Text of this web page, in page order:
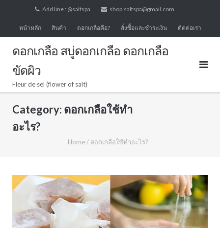
content
Add line : @saltspa shop.saltspa@gmail.com
หน้าหลัก สินค้า ดอกเกลือคือ? สั่งซื้อและชำระเงิน ติดต่อเรา
ดอกเกลือ สบู่ดอกเกลือ ดอกเกลือ
ขัดผิว
Fleur de sel (flower of salt)
Category: ดอกเกลือใช้ทำ
อะไร?
Home/ ดอกเกลือใช้ทำอะไร?